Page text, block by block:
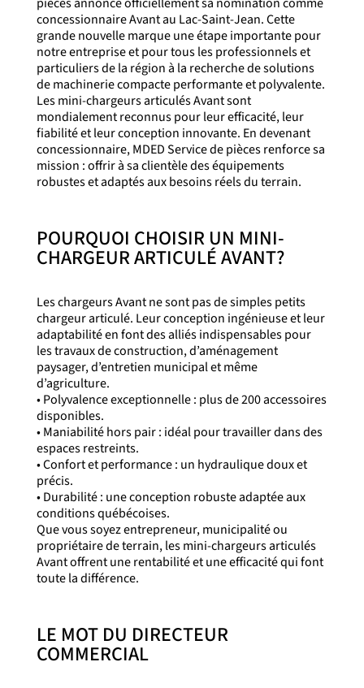
concessionnaire Avant au Lac-Saint-Jean. Cette
grande nouvelle marque une étape importante pour
notre entreprise et pour tous les professionnels et
particuliers de la région à la recherche de solutions
de machinerie compacte performante et polyvalente.
Les mini-chargeurs articulés Avant sont
mondialement reconnus pour leur efficacité, leur
fiabilité et leur conception innovante. En devenant
concessionnaire, MDED Service de pièces renforce sa
mission : offrir à sa clientèle des équipements
robustes et adaptés aux besoins réels du terrain.
POURQUOI CHOISIR UN MINI-
CHARGEUR ARTICULÉ AVANT?
Les chargeurs Avant ne sont pas de simples petits
chargeur articulé. Leur conception ingénieuse et leur
adaptabilité en font des alliés indispensables pour
les travaux de construction, d’aménagement
paysager, d’entretien municipal et même
d’agriculture.
• Polyvalence exceptionnelle : plus de 200 accessoires
disponibles.
• Maniabilité hors pair : idéal pour travailler dans des
espaces restreints.
• Confort et performance : un hydraulique doux et
précis.
• Durabilité : une conception robuste adaptée aux
conditions québécoises.
Que vous soyez entrepreneur, municipalité ou
propriétaire de terrain, les mini-chargeurs articulés
Avant offrent une rentabilité et une efficacité qui font
toute la différence.
LE MOT DU DIRECTEUR
COMMERCIAL